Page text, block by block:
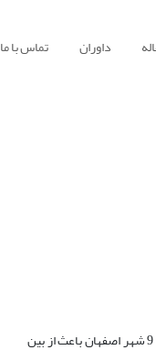
داوران تماس با ما
در سال‌های اخیر، کم‌توجهی به پتانسیل‌های گردشگری پهنه‌های اکولوژیک شهری و عدم مدیریت درست در حفظ آن‌ها در منطقه 9 شهر اصفهان باعث از بین